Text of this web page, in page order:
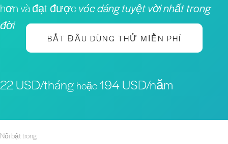
hơn và đạt đượcvóc dáng tuyệt vời nhất trong
đời
BẮT ĐẦU DÙNG THỬ MIỄN PHÍ
22 USD/tháng hoặc194 USD/năm
Nổi bật trong